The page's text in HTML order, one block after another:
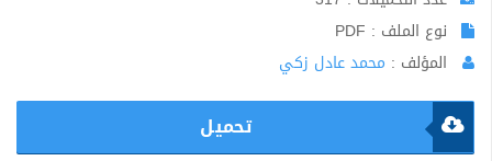
نوع الملف : PDF
المؤلف : محمد عادل زكي
تحميل